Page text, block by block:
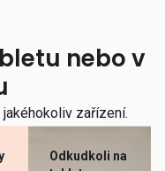
nebo v
zařízení.
Odkudkoli na